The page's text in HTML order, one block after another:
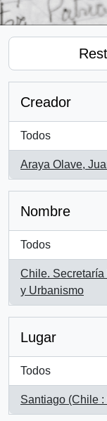
Creador
Todos
Araya Olave,
, 1 resultados
Nombre
Todos
Chile.
y Urbanismo
, 1 resultados
Lugar
Todos
Santiago (Chile
, 1 resultados